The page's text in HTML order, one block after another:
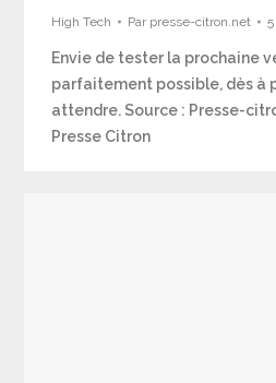
High Tech Par presse-citron.net
Envie de tester la prochaine
parfaitement possible, dès à
attendre. Source : Presse-
Presse Citron